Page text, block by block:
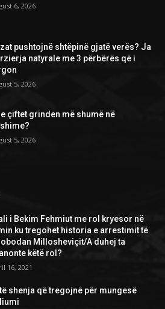
6, 2026
pushtojnë shtëpinë gjatë verës? Ja
natyrale me 3 përbërës që i
5, 2026
çiftet grinden më shumë në
5, 2026
i Bekim Fehmiut me rol kryesor në
ku tregohet historia e arrestimit të
Millosheviçit/A duhej ta
këtë rol?
16, 2021
shenja që tregojnë për mungesë